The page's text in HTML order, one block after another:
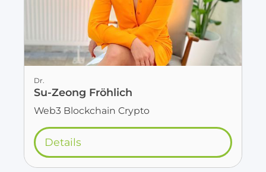
Dr.
Su-Zeong Fröhlich
Web3 Blockchain Crypto
Details